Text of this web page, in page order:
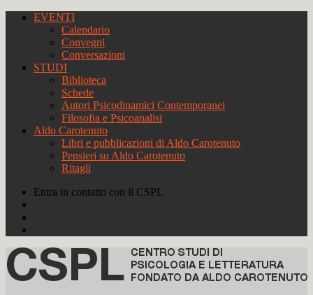
EVENTI
Calendario
Convegni
Conversazioni
STUDI
Biblioteca
Schede
Autori Psicodinamici Contemporanei
Filosofia e Psicoanalisi
Aldo Carotenuto
Libri e pubblicazioni di Aldo Carotenuto
Pensieri su Aldo Carotenuto
Ritagli
Entra in contatto con il CSPL